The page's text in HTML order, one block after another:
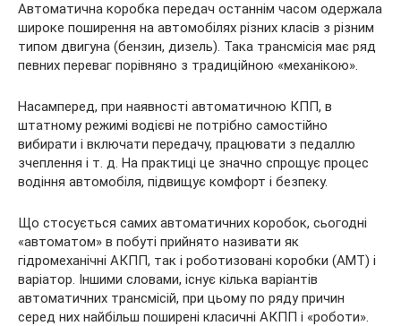
Автоматична коробка передач останнім часом одержала
широке поширення на автомобілях різних класів з різним
типом двигуна (бензин, дизель). Така трансмісія має ряд
певних переваг порівняно з традиційною «механікою».
Насамперед, при наявності автоматичною КПП, в
штатномурежимі водієві не потрібно самостійно
вибирати і включати передачу, працювати з педаллю
зчеплення і т. д. На практиці це значно спрощує процес
водіння автомобіля, підвищує комфорт і безпеку.
Що стосується самих автоматичних коробок, сьогодні
«автоматом» в побуті прийнято називати як
гідромеханічні АКПП, так і роботизовані коробки (AMT) і
варіатор. Іншими словами, існує кілька варіантів
автоматичних трансмісій, при цьому по ряду причин
серед них найбільш поширені класичні АКПП і «роботи».